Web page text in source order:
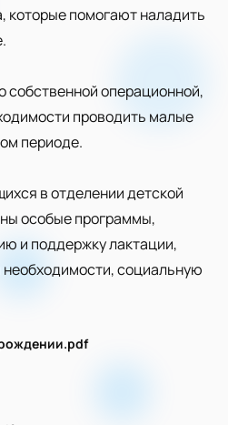
которые помогают наладить
собственной операционной,
проводить малые
периоде.
в отделении детской
особые программы,
и поддержку лактации,
необходимости, социальную